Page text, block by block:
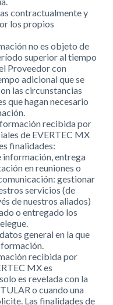
contractualmente y
los propios
no es objeto de
superior al tiempo
Proveedor con
adicional que se
las circunstancias
que hagan necesario
recibida por
de EVERTEC MX
finalidades:
entrega
en reuniones o
gestionar
servicios (de
de nuestros aliados)
o entregado los
general en la que
recibida por
MX es
es revelada con la
o cuando una
Las finalidades de